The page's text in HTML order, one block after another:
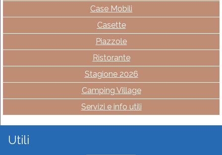
Case Mobili
Casette
Piazzole
Ristorante
Stagione 2026
Camping Village
Servizi e info utili
Utili